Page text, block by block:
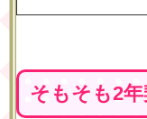
そもそも2